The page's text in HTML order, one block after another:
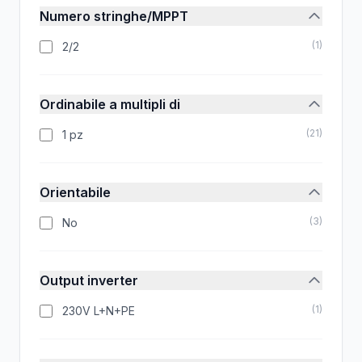
Numero stringhe/MPPT
2/2 (1)
Ordinabile a multipli di
1 pz (21)
Orientabile
No (3)
Output inverter
230V L+N+PE (1)